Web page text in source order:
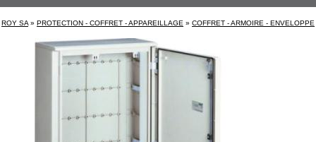
ROY SA » PROTECTION - COFFRET - APPAREILLAGE » COFFRET - ARMOIRE - ENVELOPPE